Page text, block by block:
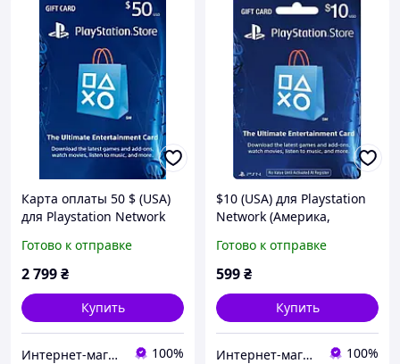
Карта оплаты 50 $ (USA)
для Playstation Network
Store, PSN)
Готово к отправке
2 799₴
Купить
Интернет-магазин "KeyStoreGame" 100%
$10 (USA) для Playstation
Network (Америка,
Готово к отправке
599₴
Купить
Интернет-магазин "Digital Product" 100%